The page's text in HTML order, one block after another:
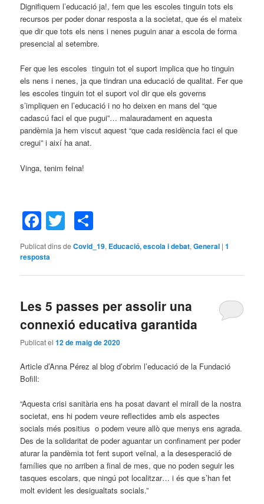
Dignifiquem l’educació ja!, fem que les escoles tinguin tots els
recursos per poder donar resposta a la societat, que és el mateix
que dir que tots els nens i nenes puguin anar a escola de forma
presencial al setembre.
Fer que les escoles tinguin tot el suport implica que ho tinguin
els nens i nenes, ja que tindran una educació de qualitat. Fer que
les escoles tinguin tot el suport vol dir que els governs
s’impliquen en l’educació i no ho deixen en mans del “que
cadascú faci el que pugui”… malauradament en aquesta
pandèmia ja hem viscut aquest “que cada residència faci el que
cregui” i així ha anat.
Vinga, tenim feina!
Facebook
Twitter
Publicat dins de Covid_19, Educació, escola i debat,General |1
resposta
Les 5 passes per assolir una
connexió educativa garantida
Publicat el12 de maig de 2020
Article d’Anna Pérez al blog d’obrim l’educació de la Fundació
Bofill:
“Aquesta crisi sanitària ens ha posat davant el mirall de la nostra
societat, ens hi podem veure reflectides amb els aspectes
socials més positius o podem veure allò que menys ens agrada.
Des de la solidaritat de poder aguantar un confinament per poder
aturar la pandèmia tot fent suport veïnal, a la desesperació de
famílies que no arriben a final de mes, que no poden seguir les
tasques escolars, que ningú pot localitzar… i és que s’han fet
molt evident les desigualtats socials.”